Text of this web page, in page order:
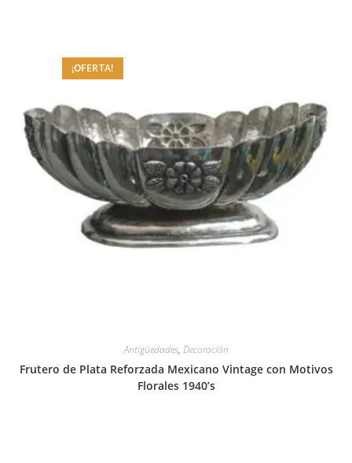
¡OFERTA!
Antigüedades, Decoración
Frutero de Plata Reforzada Mexicano Vintage con Motivos
Florales 1940’s